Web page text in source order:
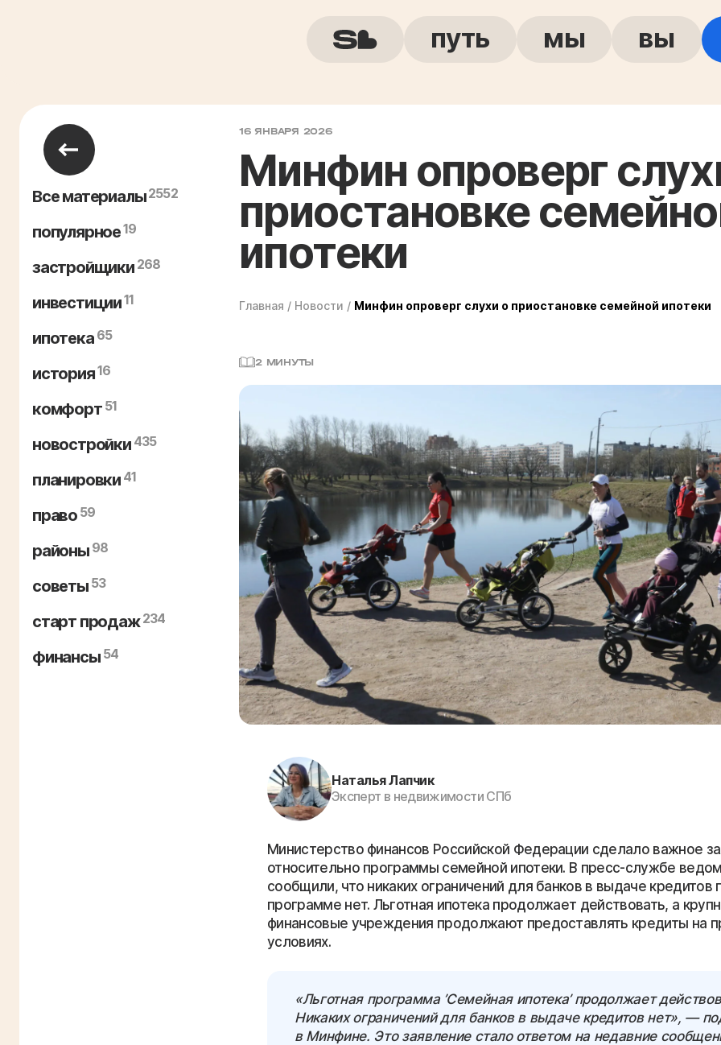
путь мы вы
Все материалы2552
популярное19
застройщики 268
инвестиции11
ипотека 65
история16
комфорт 51
новостройки 435
планировки 41
право 59
районы 98
советы 53
старт продаж 234
финансы 54
16 ЯНВАРЯ 2026
Минфин опроверг
приостановке
ипотеки
Главная / Новости / Минфин опроверг слухи о приостановке семейной ипотеки
2 МИНУТЫ
Наталья Лапчик
Эксперт в недвижимости СПб
Министерство финансов Российской Федерации сделало важное
относительно программы семейной ипотеки. В пресс-службе
сообщили, что никаких ограничений для банков в выдаче кредитов
программе нет. Льготная ипотека продолжает действовать, а
финансовые учреждения продолжают предоставлять кредиты на
условиях.
«Льготная программа ’Семейная ипотека’ продолжает
Никаких ограничений для банков в выдаче кредитов нет», —
в Минфине. Это заявление стало ответом на недавние